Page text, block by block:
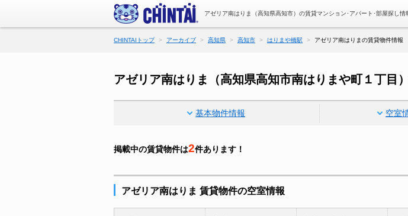
アゼリア南はりま（高知県高知市）の賃貸マンション･アパート･部屋探し情
CHINTAIトップ アーカイブ 高知県 高知市 はりまや橋駅 アゼリア南はりまの賃貸物件情報
アゼリア南はりま（高知県高知市南はりまや町１丁目
基本物件情報 空室
掲載中の賃貸物件は2件あります！
アゼリア南はりま 賃貸物件の空室情報